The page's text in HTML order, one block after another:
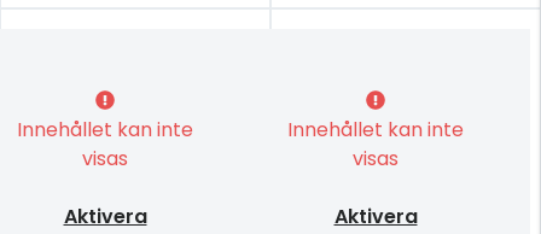
Innehållet kan inte
visas
Aktivera
Innehållet kan inte
visas
Aktivera